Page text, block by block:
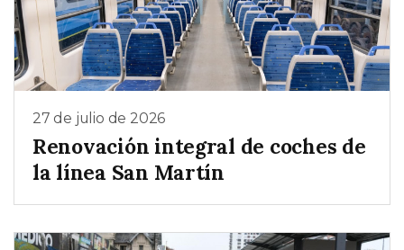
27 de julio de 2026
Renovación integral de coches de
la línea San Martín